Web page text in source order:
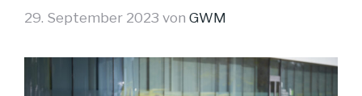
29. September 2023 von GWM